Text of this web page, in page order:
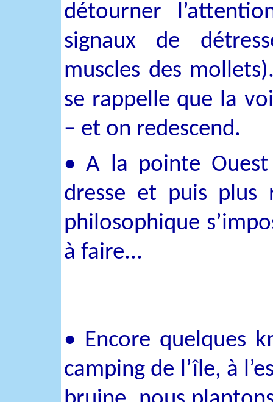
détourner
signaux de
muscles des
se rappelle que la
– et on redescend.
• A la pointe
dresse et puis plus
philosophique
à faire...
• Encore quelques
camping de l’île, à